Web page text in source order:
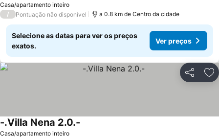
Casa/apartamento inteiro
/ Pontuação não disponível a 0.8 km de Centro da cidade
Selecione as datas para ver os preços
exatos.
Ver preços
Partilhar
Casa/apartamento inteiro
-.Villa Nena 2.0.-